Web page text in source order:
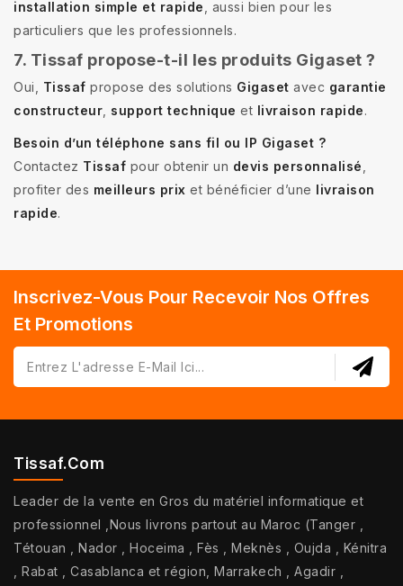
installation simple et rapide , aussi bien pour les
particuliers que les professionnels.
7. Tissaf propose-t-il les produits Gigaset ?
Oui, Tissaf propose des solutions Gigaset avec garantie
constructeur support technique et livraison rapide.
Besoin d’un téléphone sans fil ou IP Gigaset ?
Contactez Tissaf pour obtenir un devis personnalisé
profiter des meilleurs prix et bénéficier d’une livraison
rapide.
Inscrivez-Vous Pour Recevoir Nos Offres
Et Promotions
Tissaf.com
Leader de la vente en Gros du matériel informatique et
professionnel ,Nous livrons partout au Maroc (Tanger ,
Tétouan , Nador , Hoceima , Fès , Meknès , Oujda , Kénitra
, Rabat , Casablanca et région, Marrakech , Agadir ,